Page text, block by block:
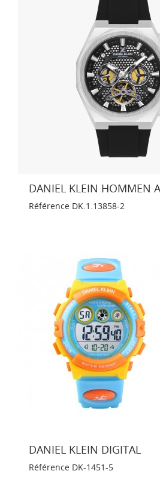
DANIEL KLEIN HOMMEN
Référence DK.1.13858-2
DANIEL KLEIN DIGITAL
Référence DK-1451-5